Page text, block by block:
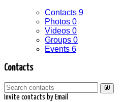
Contacts 9
Photos 0
Videos 0
Groups 0
Events 6
Contacts
GO
Invite contacts by Email